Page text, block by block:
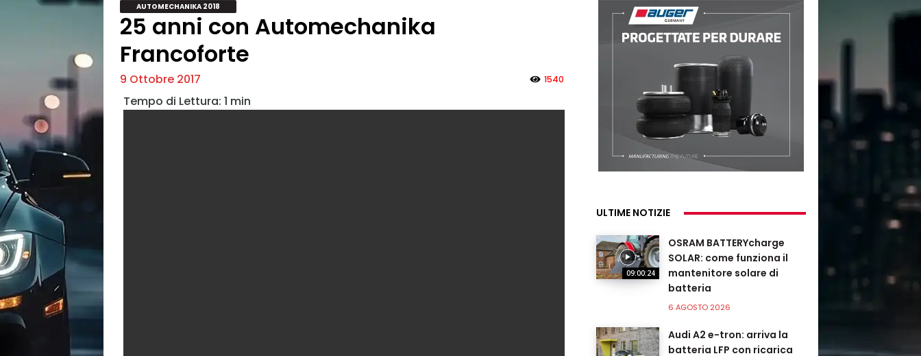
AUTOMECHANIKA 2018
25 anni con Automechanika
Francoforte
9 Ottobre 2017 1540
ULTIME NOTIZIE
09:00:24
OSRAM BATTERYcharge
SOLAR: come funziona il
mantenitore solare di
batteria
6 AGOSTO 2026
Audi A2 e-tron: arriva la
batteria LFP con ricarica